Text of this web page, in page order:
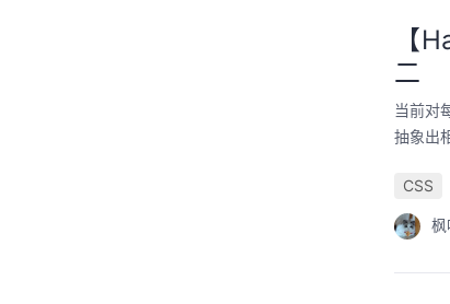
【
二
当前对
抽象出
CSS
枫